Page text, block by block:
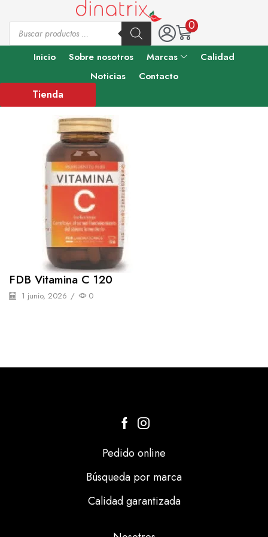
0
Inicio Sobre nosotros Marcas
Calidad
Noticias
Contacto
Tienda
FDB Vitamina C 120
1 junio, 2026 / 0
Pedido online
Búsqueda por marca
Calidad garantizada